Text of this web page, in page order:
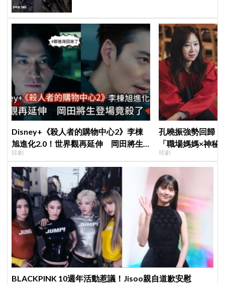
Disney+《殺人者的購物中心2》李棟
旭進化2.0！世界觀再延伸 岡田將生
登場竟殺了「他」
韓劇
孔曉振強勢回歸
「職場媽媽×神秘
鄭準元展開反差夫
韓劇
BLACKPINK 10週年活動惹議！Jisoo親自道歉安慰